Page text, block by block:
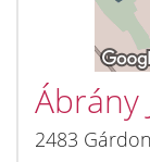
Ábrány
2483